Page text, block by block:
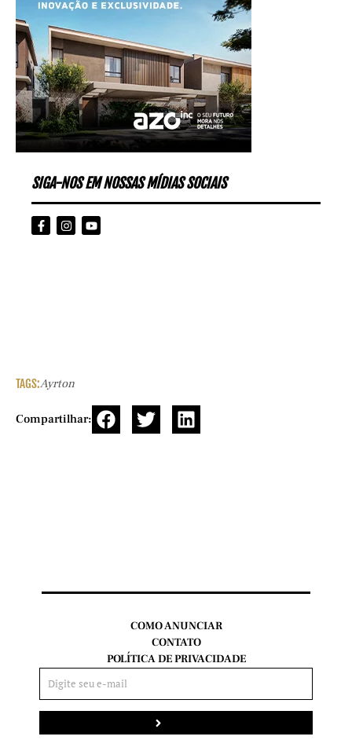
SIGA-NOS EM NOSSAS MÍDIAS SOCIAIS
TAGS:Ayrton
Compartilhar:
COMO ANUNCIAR
CONTATO
POLÍTICA DE PRIVACIDADE